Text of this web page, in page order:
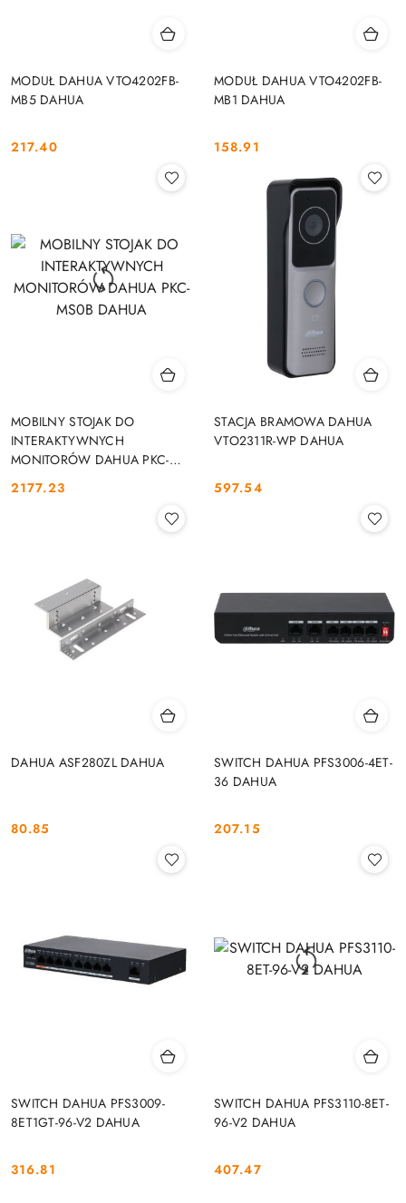
MODUŁ DAHUA VTO4202FB-
MB5 DAHUA
Cena:
217.40
MODUŁ DAHUA VTO4202FB-
MB1 DAHUA
Cena:
158.91
MOBILNY STOJAK DO
INTERAKTYWNYCH
MONITORÓW DAHUA PKC-
MS0B DAHUA
Cena:
2177.23
STACJA BRAMOWA DAHUA
VTO2311R-WP DAHUA
Cena:
597.54
DAHUA ASF280ZL DAHUA
Cena:
80.85
SWITCH DAHUA PFS3006-4ET-
36 DAHUA
Cena:
207.15
SWITCH DAHUA PFS3009-
8ET1GT-96-V2 DAHUA
Cena:
316.81
SWITCH DAHUA PFS3110-8ET-
96-V2 DAHUA
Cena:
407.47